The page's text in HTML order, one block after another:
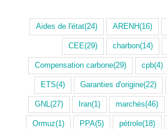
Aides de l'état(24) ARENH(16)
CEE(29) charbon(14)
Compensation carbone(29) cpb(4)
ETS(4) Garanties d'origine(22)
GNL(27) Iran(1) marchés(46)
Ormuz(1) PPA(5) pétrole(18)